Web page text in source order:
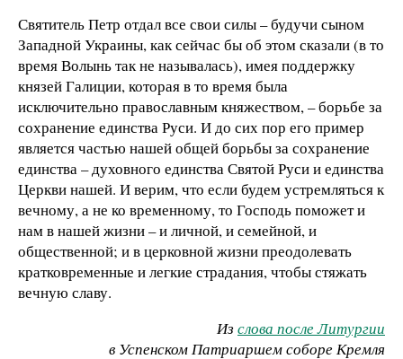
Святитель Петр отдал все свои силы – будучи сыном
Западной Украины, как сейчас бы об этом сказали (в то
время Волынь так не называлась), имея поддержку
князей Галиции, которая в то время была
исключительно православным княжеством, – борьбе за
сохранение единства Руси. И до сих пор его пример
является частью нашей общей борьбы за сохранение
единства – духовного единства Святой Руси и единства
Церкви нашей. И верим, что если будем устремляться к
вечному, а не ко временному, то Господь поможет и
нам в нашей жизни – и личной, и семейной, и
общественной; и в церковной жизни преодолевать
кратковременные и легкие страдания, чтобы стяжать
вечную славу.
Изслова после Литургии
в Успенском Патриаршем соборе Кремля